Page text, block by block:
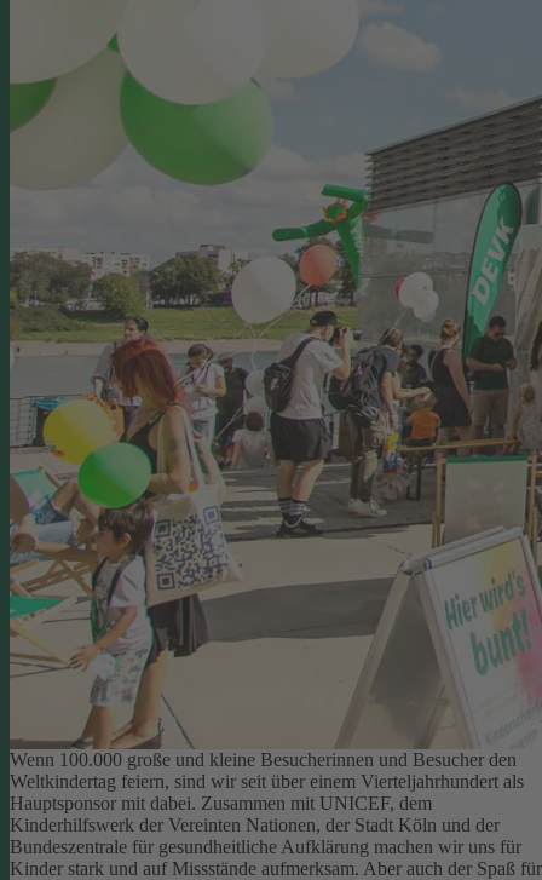
Wenn 100.000 große und kleine Besucherinnen und Besucher den
Weltkindertag feiern, sind wir seit über einem Vierteljahrhundert als
Hauptsponsor mit dabei. Zusammen mit UNICEF, dem
Kinderhilfswerk der Vereinten Nationen, der Stadt Köln und der
Bundeszentrale für gesundheitliche Aufklärung machen wir uns für
Kinder stark und auf Missstände aufmerksam. Aber auch der Spaß für